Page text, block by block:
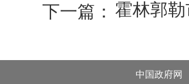
下一篇： 霍林郭
中国政府网